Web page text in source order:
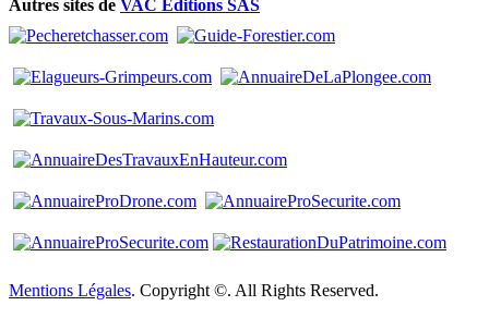
Autres sites de VAC Editions SAS
Mentions Légales. Copyright ©. All Rights Reserved.